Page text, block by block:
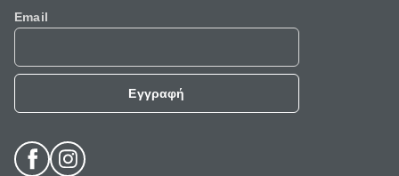
Email
Εγγραφή